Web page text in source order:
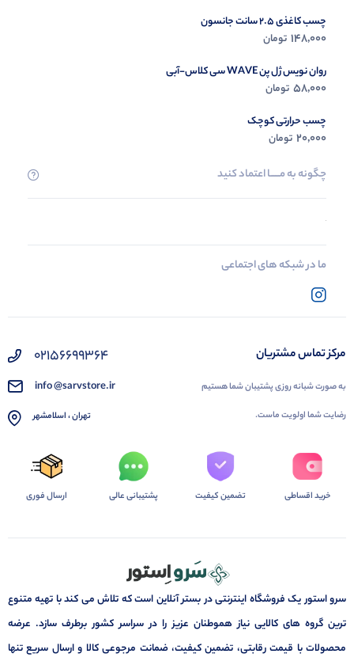
چسب کاغذی 2.5 سانت جانسون
148,000 تومان
روان نویس ژل پن WAVE سی کلاس-آبی
58,000 تومان
چسب حرارتی کوچک
20,000 تومان
چگونه به مــــــا اعتماد کنید
ما در شبکه های اجتماعی
مرکز تماس مشتریان
به صورت شبانه روزی پشتیبان شما هستیم
رضایت شما اولویت ماست.
02156699364
info @sarvstore.ir
تهران ، اسلامشهر
خرید اقساطی تضمین کیفیت پشتیبانی عالی ارسال فوری
سرو استور یک فروشگاه اینترنتی در بستر آنلاین است که تلاش می کند با تهیه متنوع
ترین گروه های کالایی نیاز هموطنان عزیز را در سراسر کشور برطرف سازد. عرضه
محصولات با قیمت رقابتی، تضمین کیفیت، ضمانت مرجوعی کالا و ارسال سریع تنها